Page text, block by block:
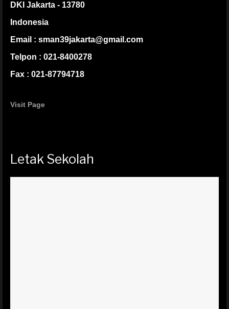
DKI Jakarta - 13780
Indonesia
Email : sman39jakarta@gmail.com
Telpon : 021-8400278
Fax : 021-87794718
Visit Page
Letak Sekolah